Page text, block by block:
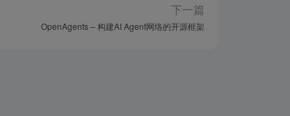
下一篇
OpenAgents – 构建AI Agent网络的开源框架